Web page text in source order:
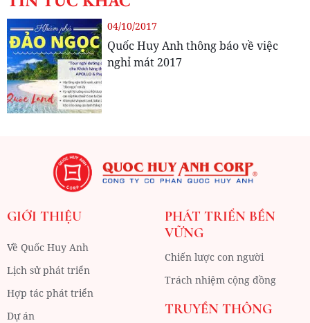
04/10/2017
Quốc Huy Anh thông báo về việc
nghỉ mát 2017
GIỚI THIỆU
Về Quốc Huy Anh
Lịch sử phát triển
Hợp tác phát triển
Dự án
PHÁT TRIỂN BỀN
VỮNG
Chiến lược con người
Trách nhiệm cộng đồng
TRUYỀN THÔNG